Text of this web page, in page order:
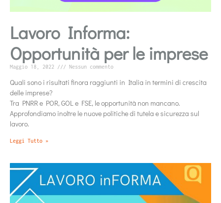
Lavoro Informa:
Opportunità per le imprese
Maggio 18, 2022 Nessun commento
Quali sono i risultati finora raggiunti in Italia in termini di crescita
delle imprese?
Tra PNRR e POR, GOL e FSE, le opportunità non mancano.
Approfondiamo inoltre le nuove politiche di tutela e sicurezza sul
lavoro.
Leggi Tutto »